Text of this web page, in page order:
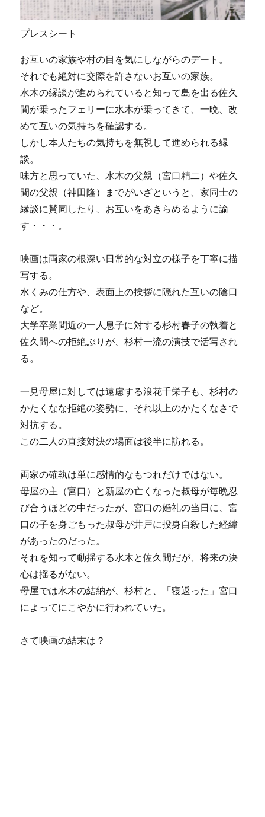
プレスシート
お互いの家族や村の目を気にしながらのデート。
それでも絶対に交際を許さないお互いの家族。
水木の縁談が進められていると知って島を出る佐久
間が乗ったフェリーに水木が乗ってきて、一晩、改
めて互いの気持ちを確認する。
しかし本人たちの気持ちを無視して進められる縁
談。
味方と思っていた、水木の父親（宮口精二）や佐久
間の父親（神田隆）までがいざというと、家同士の
縁談に賛同したり、お互いをあきらめるように諭
す・・・。
映画は両家の根深い日常的な対立の様子を丁寧に描
写する。
水くみの仕方や、表面上の挨拶に隠れた互いの陰口
など。
大学卒業間近の一人息子に対する杉村春子の執着と
佐久間への拒絶ぶりが、杉村一流の演技で活写され
る。
一見母屋に対しては遠慮する浪花千栄子も、杉村の
かたくなな拒絶の姿勢に、それ以上のかたくなさで
対抗する。
この二人の直接対決の場面は後半に訪れる。
両家の確執は単に感情的なもつれだけではない。
母屋の主（宮口）と新屋の亡くなった叔母が毎晩忍
び合うほどの中だったが、宮口の婚礼の当日に、宮
口の子を身ごもった叔母が井戸に投身自殺した経緯
があったのだった。
それを知って動揺する水木と佐久間だが、将来の決
心は揺るがない。
母屋では水木の結納が、杉村と、「寝返った」宮口
によってにこやかに行われていた。
さて映画の結末は？